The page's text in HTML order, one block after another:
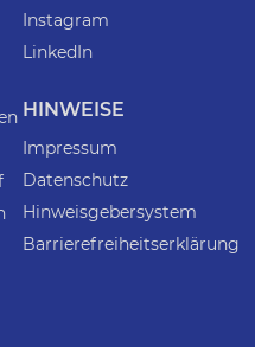
Instagram
LinkedIn
HINWEISE
Impressum
Datenschutz
Hinweisgebersystem
Barrierefreiheitserklärung